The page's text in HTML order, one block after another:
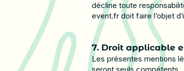
décline toute
event.fr doit faire l’objet
7. Droit applicable
Les présentes mentions